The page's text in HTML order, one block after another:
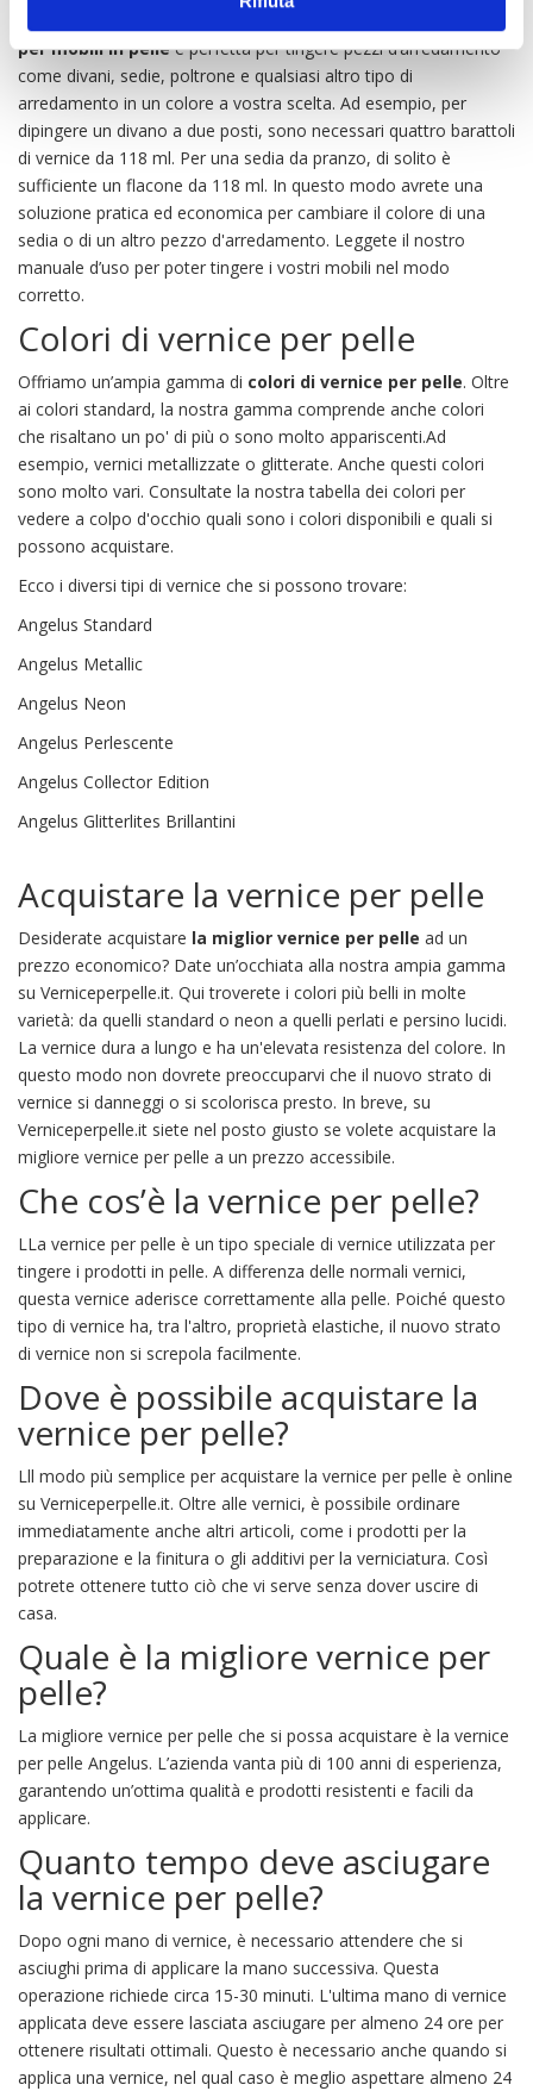
per mobili in pelleè perfetta per tingere pezzi d’arredamento
come divani, sedie, poltrone e qualsiasi altro tipo di
arredamento in un colore a vostra scelta. Ad esempio, per
dipingere un divano a due posti, sono necessari quattro barattoli
di vernice da 118 ml. Per una sedia da pranzo, di solito è
sufficiente un flacone da 118 ml. In questo modo avrete una
soluzione pratica ed economica per cambiare il colore di una
sedia o di un altro pezzo d'arredamento. Leggete il nostro
manuale d’uso per poter tingere i vostri mobili nel modo
corretto.
Colori di vernice per pelle
Offriamo un’ampia gamma di colori di vernice per pelle. Oltre
ai colori standard, la nostra gamma comprende anche colori
che risaltano un po' di più o sono molto appariscenti.Ad
esempio, vernici metallizzate o glitterate. Anche questi colori
sono molto vari. Consultate la nostra tabella dei colori per
vedere a colpo d'occhio quali sono i colori disponibili e quali si
possono acquistare.
Ecco i diversi tipi di vernice che si possono trovare:
Angelus Standard
Angelus Metallic
Angelus Neon
Angelus Perlescente
Angelus Collector Edition
Angelus Glitterlites Brillantini
Acquistare la vernice per pelle
Desiderate acquistare la miglior vernice per pelle ad un
prezzo economico? Date un’occhiata alla nostra ampia gamma
su Verniceperpelle.it. Qui troverete i colori più belli in molte
varietà: da quelli standard o neon a quelli perlati e persino lucidi.
La vernice dura a lungo e ha un'elevata resistenza del colore. In
questo modo non dovrete preoccuparvi che il nuovo strato di
vernice si danneggi o si scolorisca presto. In breve, su
Verniceperpelle.it siete nel posto giusto se volete acquistare la
migliore vernice per pelle a un prezzo accessibile.
Che cos’è la vernice per pelle?
LLa vernice per pelle è un tipo speciale di vernice utilizzata per
tingere i prodotti in pelle. A differenza delle normali vernici,
questa vernice aderisce correttamente alla pelle. Poiché questo
tipo di vernice ha, tra l'altro, proprietà elastiche, il nuovo strato
di vernice non si screpola facilmente.
Dove è possibile acquistare la
vernice per pelle?
Lll modo più semplice per acquistare la vernice per pelle è online
su Verniceperpelle.it. Oltre alle vernici, è possibile ordinare
immediatamente anche altri articoli, come i prodotti per la
preparazione e la finitura o gli additivi per la verniciatura. Così
potrete ottenere tutto ciò che vi serve senza dover uscire di
casa.
Quale è la migliore vernice per
pelle?
La migliore vernice per pelle che si possa acquistare è la vernice
per pelle Angelus. L’azienda vanta più di 100 anni di esperienza,
garantendo un’ottima qualità e prodotti resistenti e facili da
applicare.
Quanto tempo deve asciugare
la vernice per pelle?
Dopo ogni mano di vernice, è necessario attendere che si
asciughi prima di applicare la mano successiva. Questa
operazione richiede circa 15-30 minuti. L'ultima mano di vernice
applicata deve essere lasciata asciugare per almeno 24 ore per
ottenere risultati ottimali. Questo è necessario anche quando si
applica una vernice, nel qual caso è meglio aspettare almeno 24